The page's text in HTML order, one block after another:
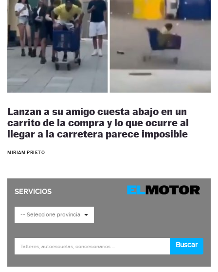
Lanzan a su amigo cuesta abajo en un
carrito de la compra y lo que ocurre al
llegar a la carretera parece imposible
MIRIAM PRIETO